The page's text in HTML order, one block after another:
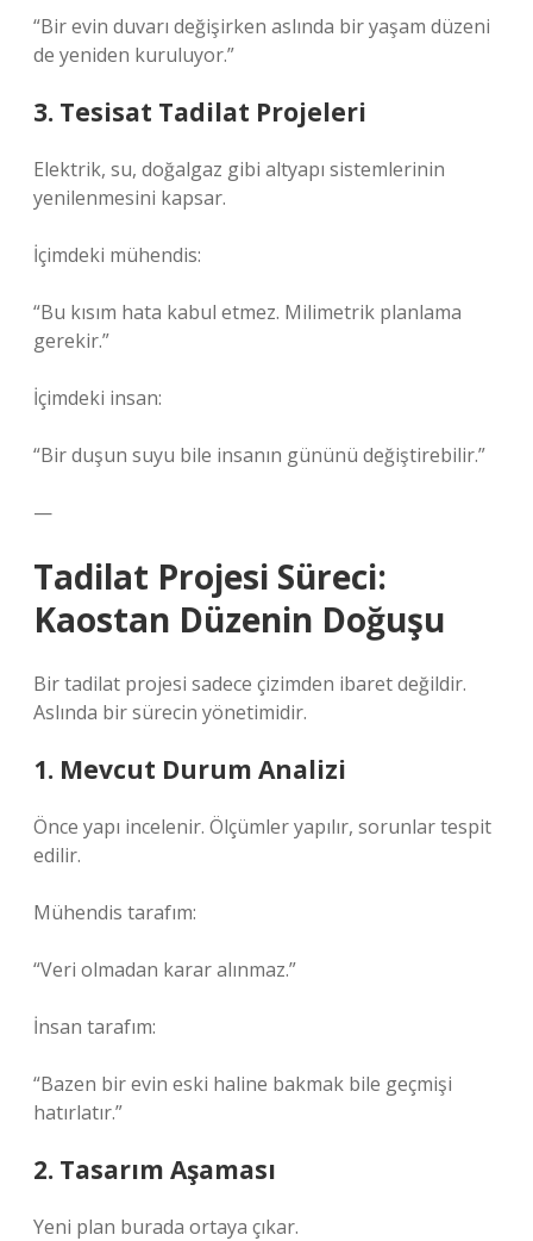
“Bir evin duvarı değişirken aslında bir yaşam düzeni
de yeniden kuruluyor.”
3. Tesisat Tadilat Projeleri
Elektrik, su, doğalgaz gibi altyapı sistemlerinin
yenilenmesini kapsar.
İçimdeki mühendis:
“Bu kısım hata kabul etmez. Milimetrik planlama
gerekir.”
İçimdeki insan:
“Bir duşun suyu bile insanın gününü değiştirebilir.”
—
Tadilat Projesi Süreci:
Kaostan Düzenin Doğuşu
Bir tadilat projesi sadece çizimden ibaret değildir.
Aslında bir sürecin yönetimidir.
1. Mevcut Durum Analizi
Önce yapı incelenir. Ölçümler yapılır, sorunlar tespit
edilir.
Mühendis tarafım:
“Veri olmadan karar alınmaz.”
İnsan tarafım:
“Bazen bir evin eski haline bakmak bile geçmişi
hatırlatır.”
2. Tasarım Aşaması
Yeni plan burada ortaya çıkar.